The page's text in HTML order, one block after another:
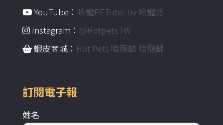
YouTube： 哈寵PETube by 哈寵誌
Instagram： @HotpetsTW
蝦皮商城： Hot Pets 哈寵誌 哈寵舖
訂閱電子報
姓名